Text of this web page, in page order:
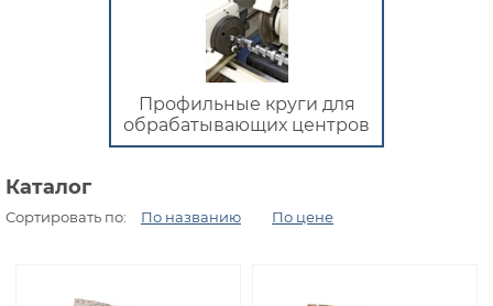
Профильные круги для
обрабатывающих центров
Каталог
Сортировать по: По названию По цене